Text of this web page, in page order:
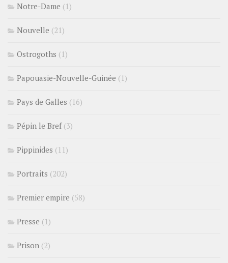
Notre-Dame (1)
Nouvelle (21)
Ostrogoths (1)
Papouasie-Nouvelle-Guinée (1)
Pays de Galles (16)
Pépin le Bref(3)
Pippinides (11)
Portraits (202)
Premier empire (58)
Presse (1)
Prison (2)